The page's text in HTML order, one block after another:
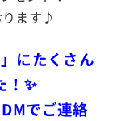
ます♪
にたくさん
！✨
でご連絡